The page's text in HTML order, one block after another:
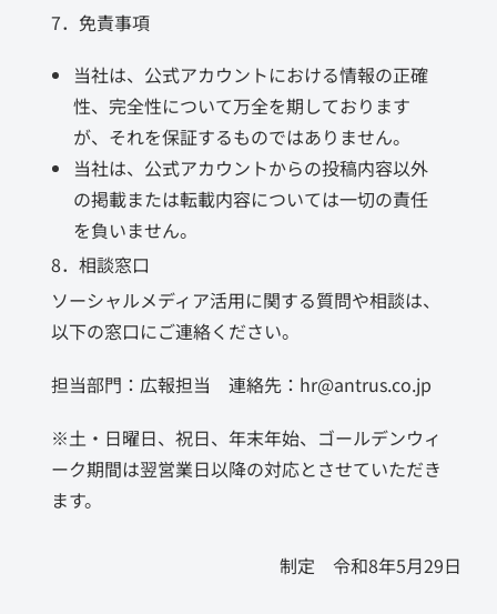
7．免責事項
当社は、公式アカウントにおける情報の正確
性、完全性について万全を期しております
が、それを保証するものではありません。
当社は、公式アカウントからの投稿内容以外
の掲載または転載内容については一切の責任
を負いません。
8．相談窓口
ソーシャルメディア活用に関する質問や相談は、
以下の窓口にご連絡ください。
担当部門：広報担当 連絡先：hr@antrus.co.jp
※土・日曜日、祝日、年末年始、ゴールデンウィ
ーク期間は翌営業日以降の対応とさせていただき
ます。
制定 令和8年5月29日